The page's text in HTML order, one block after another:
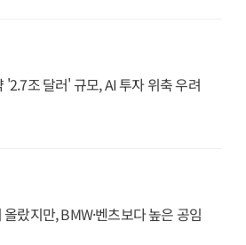
조 달러' 규모, AI 투자 위축 우려
랐지만, BMW·벤츠보다 높은 공임